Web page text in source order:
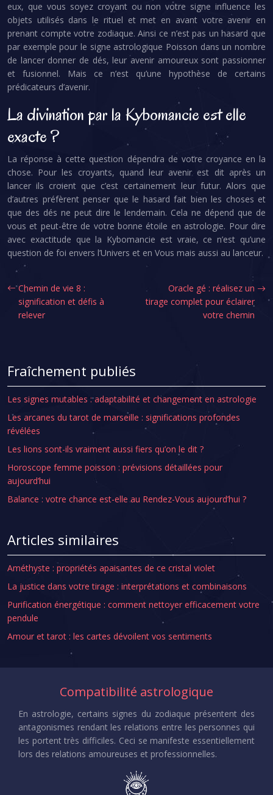
eux, que vous soyez croyant ou non votre signe influence les
objets utilisés dans le rituel et met en avant votre avenir en
prenant compte votre zodiaque. Ainsi ce n’est pas un hasard que
par exemple pour le signe astrologique Poisson dans un nombre
de lancer donner de dés, leur avenir amoureux sont passionner
et fusionnel. Mais ce n’est qu’une hypothèse de certains
prédicateurs d’avenir.
La divination par la Kybomancie est elle
exacte ?
La réponse à cette question dépendra de votre croyance en la
chose. Pour les croyants, quand leur avenir est dit après un
lancer ils croient que c’est certainement leur futur. Alors que
d’autres préfèrent penser que le hasard fait bien les choses et
que des dés ne peut dire le lendemain. Cela ne dépend que de
vous et peut-être de votre bonne étoile en astrologie. Pour dire
avec exactitude que la Kybomancie est vraie, ce n’est qu’une
question de foi envers l’Univers et en Vous mais aussi au lanceur.
Chemin de vie 8 :
signification et défis à
relever
Oracle gé : réalisez un
tirage complet pour éclairer
votre chemin
Fraîchement publiés
Les signes mutables : adaptabilité et changement en astrologie
Les arcanes du tarot de marseille : significations profondes
révélées
Les lions sont-ils vraiment aussi fiers qu’on le dit ?
Horoscope femme poisson : prévisions détaillées pour
aujourd’hui
Balance : votre chance est-elle au Rendez-Vous aujourd’hui ?
Articles similaires
Améthyste : propriétés apaisantes de ce cristal violet
La justice dans votre tirage : interprétations et combinaisons
Purification énergétique : comment nettoyer efficacement votre
pendule
Amour et tarot : les cartes dévoilent vos sentiments
Compatibilité astrologique
En astrologie, certains signes du zodiaque présentent des
antagonismes rendant les relations entre les personnes qui
les portent très difficiles. Ceci se manifeste essentiellement
lors des relations amoureuses et professionnelles.